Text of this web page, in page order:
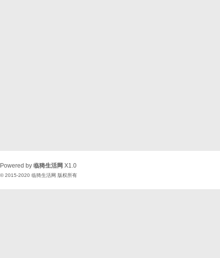
Powered by 临猗生活网 X1.0
© 2015-2020 临猗生活网 版权所有